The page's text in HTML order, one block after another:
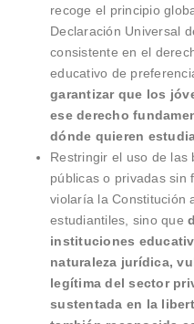
recoge el principio
Declaración Universal
consistente en el
educativo de
garantizar que los
ese derecho
dónde quieren
Restringir el uso de las
públicas o privadas sin
violaría la Constitución
estudiantiles, sino que
instituciones
naturaleza jurídica,
legítima del sector
sustentada en la